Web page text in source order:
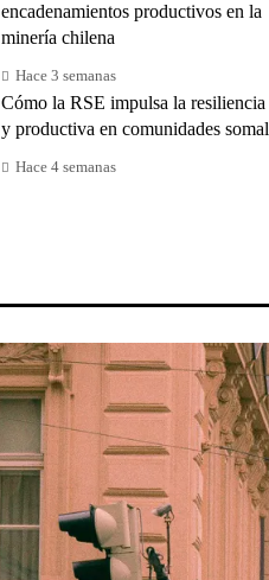
encadenamientos productivos en la
minería chilena
Hace 3 semanas
Cómo la RSE impulsa la resiliencia
y productiva en comunidades
Hace 4 semanas